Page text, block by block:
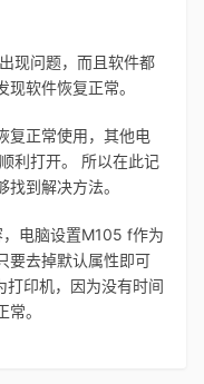
现问题，而且软件都
软件恢复正常。
复正常使用，其他电
利打开。 所以在此记
到解决方法。
电脑设置M105 f作为
要去掉默认属性即可
印机，因为没有时间
。